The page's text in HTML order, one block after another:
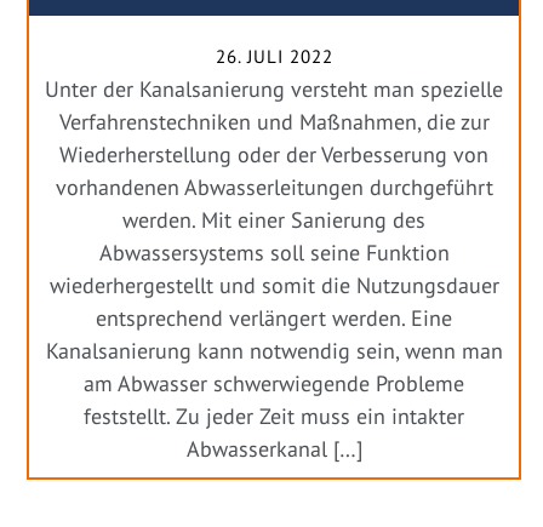
26. JULI 2022
Unter der Kanalsanierung versteht man spezielle
Verfahrenstechniken und Maßnahmen, die zur
Wiederherstellung oder der Verbesserung von
vorhandenen Abwasserleitungen durchgeführt
werden. Mit einer Sanierung des
Abwassersystems soll seine Funktion
wiederhergestellt und somit die Nutzungsdauer
entsprechend verlängert werden. Eine
Kanalsanierung kann notwendig sein, wenn man
am Abwasser schwerwiegende Probleme
feststellt. Zu jeder Zeit muss ein intakter
Abwasserkanal […]